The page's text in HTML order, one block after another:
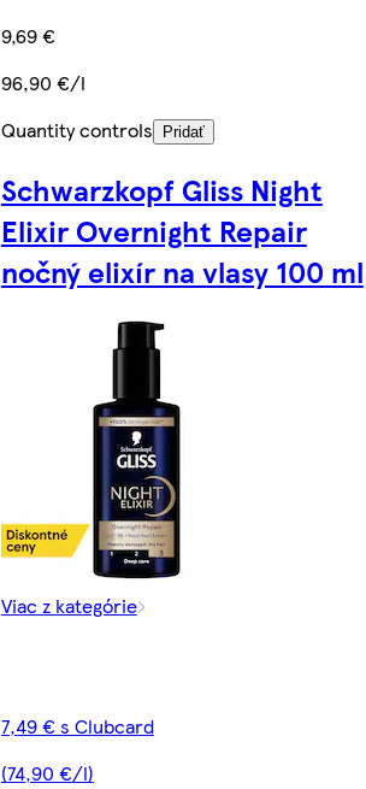
9,69 €
96,90 €/l
Quantity controls
Pridať
Schwarzkopf Gliss Night
Elixir Overnight Repair
nočný elixír na vlasy 100 ml
Viac z kategórie
7,49 € s Clubcard
(74,90 €/l)